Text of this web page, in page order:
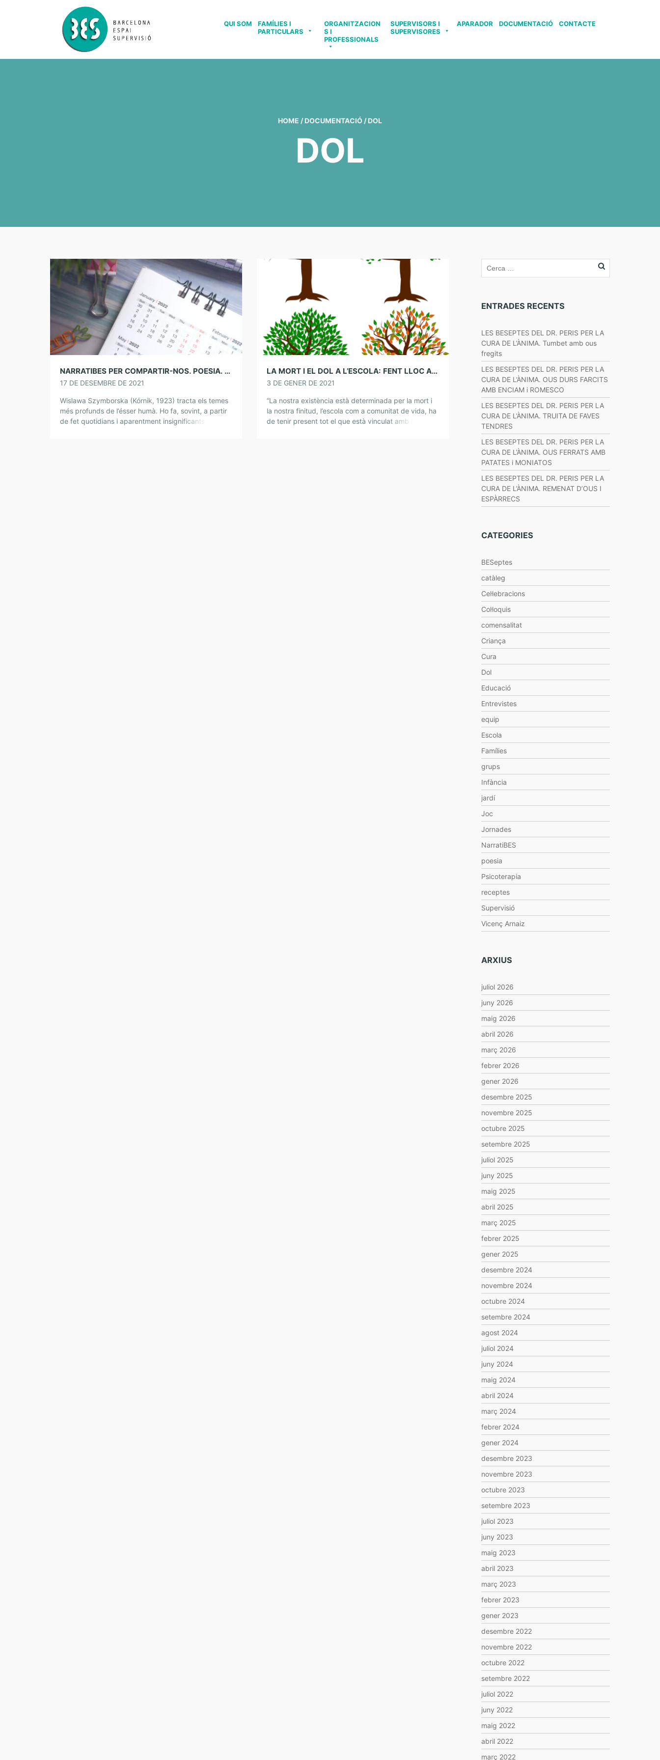
QUI SOM
FAMÍLIES I
PARTICULARS
ORGANITZACION
S I
PROFESSIONALS
SUPERVISORS I
SUPERVISORES
APARADOR DOCUMENTACIÓ CONTACTE
HOME / DOCUMENTACIÓ / DOL
DOL
NARRATIBES PER COMPARTIR-NOS. POESIA. A TODOS ALGUNA VEZ
17 DE DESEMBRE DE 2021
Wislawa Szymborska (Kórnik, 1923) tracta els temes
més profunds de l’ésser humà. Ho fa, sovint, a partir
de fet quotidians i aparentment insignificants, amb
LA MORT I EL DOL A L’ESCOLA: FENT LLOC A LA VIDA
3 DE GENER DE 2021
“La nostra existència està determinada per la mort i
la nostra finitud, l’escola com a comunitat de vida, ha
de tenir present tot el que està vinculat amb les
ENTRADES RECENTS
LES BESEPTES DEL DR. PERIS PER LA
CURA DE L’ÀNIMA. Tumbet amb ous
fregits
LES BESEPTES DEL DR. PERIS PER LA
CURA DE L’ÀNIMA. OUS DURS FARCITS
AMB ENCIAM i ROMESCO
LES BESEPTES DEL DR. PERIS PER LA
CURA DE L’ÀNIMA. TRUITA DE FAVES
TENDRES
LES BESEPTES DEL DR. PERIS PER LA
CURA DE L’ÀNIMA. OUS FERRATS AMB
PATATES i MONIATOS
LES BESEPTES DEL DR. PERIS PER LA
CURA DE L’ÀNIMA. REMENAT D’OUS I
ESPÀRRECS
CATEGORIES
BESeptes
catàleg
Cel·lebracions
Col·loquis
comensalitat
Criança
Cura
Dol
Educació
Entrevistes
equip
Escola
Famílies
grups
Infància
jardí
Joc
Jornades
NarratiBES
poesia
Psicoterapia
receptes
Supervisió
Vicenç Arnaiz
ARXIUS
juliol 2026
juny 2026
maig 2026
abril 2026
març 2026
febrer 2026
gener 2026
desembre 2025
novembre 2025
octubre 2025
setembre 2025
juliol 2025
juny 2025
maig 2025
abril 2025
març 2025
febrer 2025
gener 2025
desembre 2024
novembre 2024
octubre 2024
setembre 2024
agost 2024
juliol 2024
juny 2024
maig 2024
abril 2024
març 2024
febrer 2024
gener 2024
desembre 2023
novembre 2023
octubre 2023
setembre 2023
juliol 2023
juny 2023
maig 2023
abril 2023
març 2023
febrer 2023
gener 2023
desembre 2022
novembre 2022
octubre 2022
setembre 2022
juliol 2022
juny 2022
maig 2022
abril 2022
març 2022